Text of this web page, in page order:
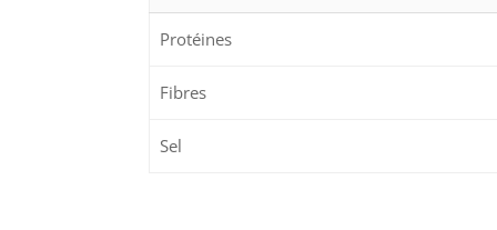
Protéines
Fibres
Sel